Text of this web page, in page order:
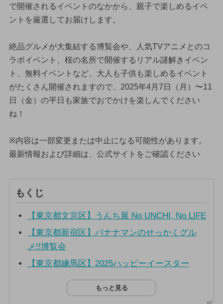
で開催されるイベントのなかから、親子で楽しめるイベ
ントを厳選してお届けします。
絶品グルメが大集結する博覧会や、人気TVアニメとのコ
ラボイベント、桜の名所で開催するリアル謎解きイベン
ト、無料イベントなど、大人も子供も楽しめるイベント
がたくさん開催されますので、2025年4月7日（月）〜11
日（金）の平日も家族でおでかけを楽しんでください
ね！
※内容は一部変更または中止になる可能性があります。
最新情報および詳細は、公式サイトをご確認ください
もくじ
【東京都文京区】うんち展 No UNCHI, No LIFE
【東京都新宿区】バナナマンのせっかくグル
メ!!博覧会
【東京都練馬区】2025ハッピーイースター
もっと見る